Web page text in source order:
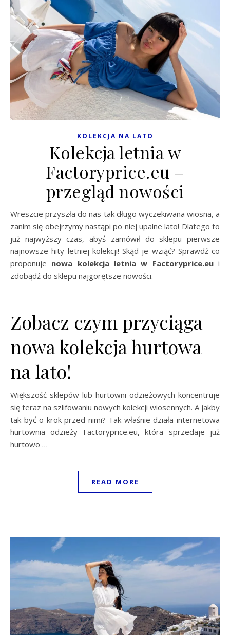
KOLEKCJA NA LATO
Kolekcja letnia w
Factoryprice.eu –
przegląd nowości
Wreszcie przyszła do nas tak długo wyczekiwana wiosna, a
zanim się obejrzymy nastąpi po niej upalne lato! Dlatego to
już najwyższy czas, abyś zamówił do sklepu pierwsze
najnowsze hity letniej kolekcji! Skąd je wziąć? Sprawdź co
proponuje nowa kolekcja letnia w Factoryprice.eui
zdobądź do sklepu najgorętsze nowości.
Zobacz czym przyciąga
nowa kolekcja hurtowa
na lato!
Większość sklepów lub hurtowni odzieżowych koncentruje
się teraz na szlifowaniu nowych kolekcji wiosennych. A jakby
tak być o krok przed nimi? Tak właśnie działa internetowa
hurtownia odzieży Factoryprice.eu, która sprzedaje już
hurtowo …
READ MORE